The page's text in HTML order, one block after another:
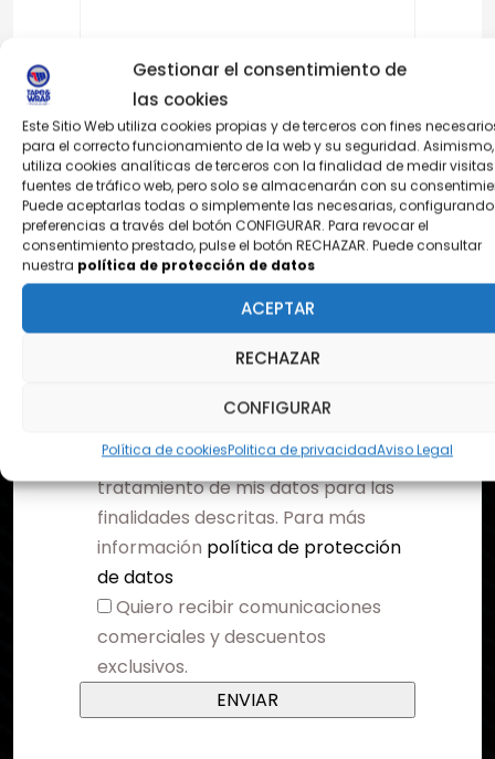
Gestionar el consentimiento de
las cookies
Este Sitio Web utiliza cookies propias y de terceros con fines
para el correcto funcionamiento de la web y su seguridad. Asimismo,
utiliza cookies analíticas de terceros con la finalidad de medir
fuentes de tráfico web, pero solo se almacenarán con su
Puede aceptarlas todas o simplemente las necesarias,
preferencias a través del botón CONFIGURAR. Para revocar el
consentimiento prestado, pulse el botón RECHAZAR. Puede consultar
nuestra política de protección de datos
ACEPTAR
RECHAZAR
CONFIGURAR
Política de cookiesPolitica de privacidadAviso Legal
Asunto
Mensaje
Entiendo y consiento el
tratamiento de mis datos para las
finalidades descritas. Para más
información política de protección
de datos
Quiero recibir comunicaciones
comerciales y descuentos
exclusivos.